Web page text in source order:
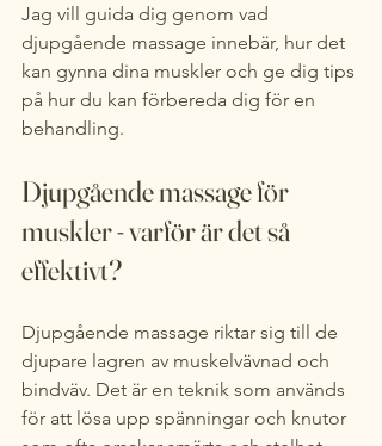
Jag vill guida dig genom vad
djupgående massage innebär, hur det
kan gynna dina muskler och ge dig tips
på hur du kan förbereda dig för en
behandling.
Djupgående massage för
muskler - varför är det så
effektivt?
Djupgående massage riktar sig till de
djupare lagren av muskelvävnad och
bindväv. Det är en teknik som används
för att lösa upp spänningar och knutor